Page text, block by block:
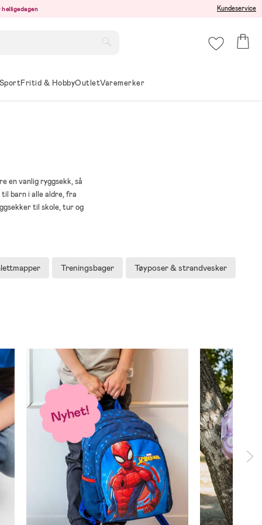
Kundeservice
Fritid & HobbyOutletVaremerker
en vanlig ryggsekk, så
barn i alle aldre, fra
til skole, tur og
Treningsbager Tøyposer & strandvesker